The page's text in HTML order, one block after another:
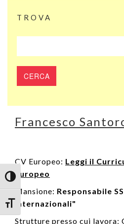
Attiva/disattiva alto contrasto
Attiva/disattiva dimensione testo
TROVA
Francesco
CV Europeo: Leggi il
Europeo
Mansione: Responsabile
internazionali"
Strutture presso cui lavora: